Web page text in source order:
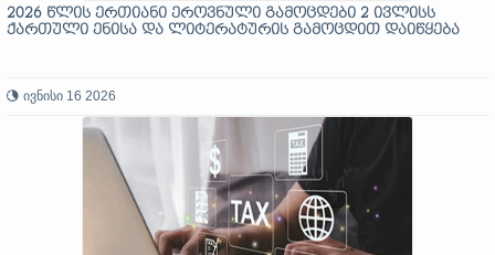
2026 წლის ერთიანი ეროვნული გამოცდები 2 ივლისს
ქართული ენისა და ლიტერატურის გამოცდით დაიწყება
ივნისი 16 2026